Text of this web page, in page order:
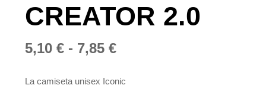
CREATOR 2.0
5,10 € - 7,85 €Rango
precios:
La camiseta unisex Iconic